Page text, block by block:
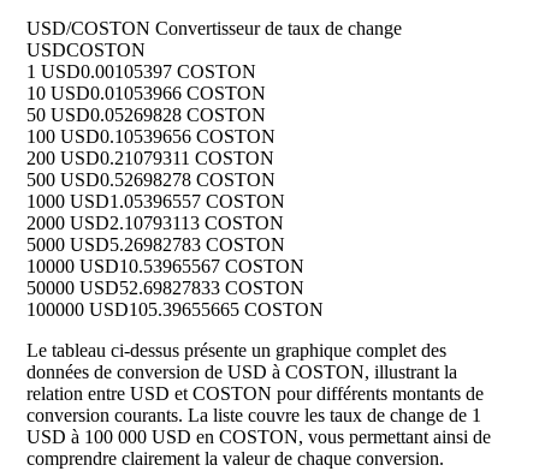
USD/COSTON Convertisseur de taux de change
USDCOSTON
1 USD0.00105397 COSTON
10 USD0.01053966 COSTON
50 USD0.05269828 COSTON
100 USD0.10539656 COSTON
200 USD0.21079311 COSTON
500 USD0.52698278 COSTON
1000 USD1.05396557 COSTON
2000 USD2.10793113 COSTON
5000 USD5.26982783 COSTON
10000 USD10.53965567 COSTON
50000 USD52.69827833 COSTON
100000 USD105.39655665 COSTON
Le tableau ci-dessus présente un graphique complet des
données de conversion de USD à COSTON, illustrant la
relation entre USD et COSTON pour différents montants de
conversion courants. La liste couvre les taux de change de 1
USD à 100 000 USD en COSTON, vous permettant ainsi de
comprendre clairement la valeur de chaque conversion.